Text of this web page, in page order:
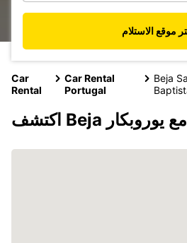
موقع الاستلام
Car
Rental
Car Rental
Portugal
Beja
اكتشف Beja مع يوروبكار